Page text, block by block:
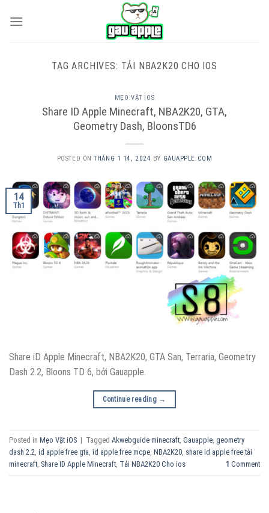
TAG ARCHIVES: TẢI NBA2K20 CHO IOS
MẸO VẶT IOS
Share ID Apple Minecraft, NBA2K20, GTA,
Geometry Dash, BloonsTD6
POSTED ONTHÁNG 1 14, 2024 BY GAUAPPLE.COM
14
Th1
Share iD Apple Minecraft, NBA2K20, GTA San, Terraria, Geometry
Dash 2.2, Bloons TD 6, bởi Gauapple.
Continue reading →
Posted in Mẹo Vặt iOS | Tagged Akwebguide minecraft, Gauapple, geometry
dash 2.2, id apple free gta, id apple free mcpe, NBA2K20, share id apple free tải
minecraft, Share ID Apple Minecraft, Tải NBA2K20 Cho ios 1 Comment